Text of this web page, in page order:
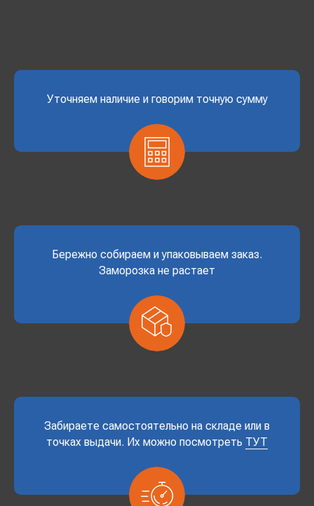
Уточняем наличие и говорим точную сумму
Бережно собираем и упаковываем заказ.
Заморозка не растает
Забираете самостоятельно на складе или в
точках выдачи. Их можно посмотреть ТУТ